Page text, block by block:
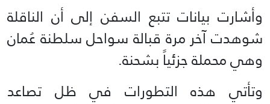
وأشارت بيانات تتبع السفن إلى أن الناقلة
شوهدت آخر مرة قبالة سواحل سلطنة عُمان
وهي محملة جزئياً بشحنة.
وتأتي هذه التطورات في ظل تصاعد